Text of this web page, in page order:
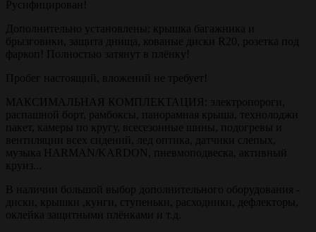
Русифицирован!
Дополнительно установлены: крышка багажника и
брызговики, защита днища, кованые диски R20, розетка под
фаркоп! Полностью затянут в плёнку!
Пробег настоящий, вложений не требует!
МАКСИМАЛЬНАЯ КОМПЛЕКТАЦИЯ: электропороги,
распашной борт, рамбоксы, панорамная крыша, технолоджи
пакет, камеры по кругу, всесезонные шины, подогревы и
вентиляции всех сидений, лед оптика, датчики слепых,
музыка HARMAN/KARDON, пневмоподвеска, активный
круиз...
В наличии большой выбор дополнительного оборудования -
диски, крышки ,кунги, ступеньки, расходники, дефлекторы,
оклейка защитными плёнками и т.д.